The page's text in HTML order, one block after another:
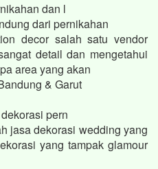
dan l
dari pernikahan
decor salah satu vendor
detail dan mengetahui
area yang akan
& Garut
pern
jasa dekorasi wedding yang
yang tampak glamour